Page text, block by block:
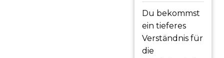
Du bekommst
ein tieferes
Verständnis für
die